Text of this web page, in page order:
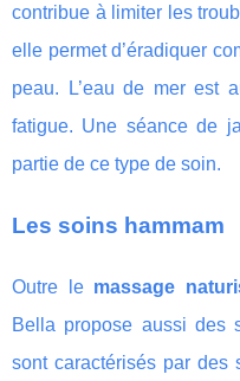
contribue à limiter les
elle permet d’éradiquer
peau. L’eau de mer est
fatigue. Une séance de
partie de ce type de soin.
Les soins hammam
Outre le massage
Bella propose aussi des
sont caractérisés par des